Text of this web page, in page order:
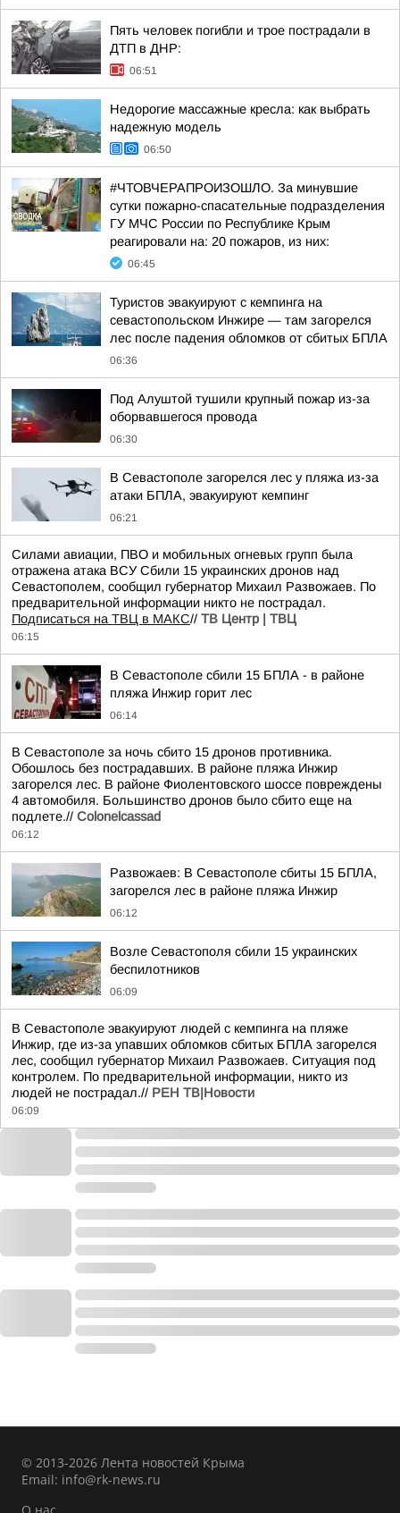
Пять человек погибли и трое пострадали в
ДТП в ДНР:
06:51
Недорогие массажные кресла: как выбрать
надежную модель
06:50
#ЧТОВЧЕРАПРОИЗОШЛО. За минувшие
сутки пожарно-спасательные подразделения
ГУ МЧС России по Республике Крым
реагировали на: 20 пожаров, из них:
06:45
Туристов эвакуируют с кемпинга на
севастопольском Инжире — там загорелся
лес после падения обломков от сбитых БПЛА
06:36
Под Алуштой тушили крупный пожар из-за
оборвавшегося провода
06:30
В Севастополе загорелся лес у пляжа из-за
атаки БПЛА, эвакуируют кемпинг
06:21
Силами авиации, ПВО и мобильных огневых групп была
отражена атака ВСУ Сбили 15 украинских дронов над
Севастополем, сообщил губернатор Михаил Развожаев. По
предварительной информации никто не пострадал.
Подписаться на ТВЦ в МАКС// ТВ Центр | ТВЦ
06:15
В Севастополе сбили 15 БПЛА - в районе
пляжа Инжир горит лес
06:14
В Севастополе за ночь сбито 15 дронов противника.
Обошлось без пострадавших. В районе пляжа Инжир
загорелся лес. В районе Фиолентовского шоссе повреждены
4 автомобиля. Большинство дронов было сбито еще на
подлете.// Colonelcassad
06:12
Развожаев: В Севастополе сбиты 15 БПЛА,
загорелся лес в районе пляжа Инжир
06:12
Возле Севастополя сбили 15 украинских
беспилотников
06:09
В Севастополе эвакуируют людей с кемпинга на пляже
Инжир, где из-за упавших обломков сбитых БПЛА загорелся
лес, сообщил губернатор Михаил Развожаев. Ситуация под
контролем. По предварительной информации, никто из
людей не пострадал.// РЕН ТВ|Новости
06:09
© 2013-2026 Лента новостей Крыма
Email: info@rk-news.ru